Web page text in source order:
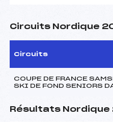
Circuits Nordique
Circuits
COUPE DE FRANCE
SKI DE FOND SENIORS
Résultats Nordique